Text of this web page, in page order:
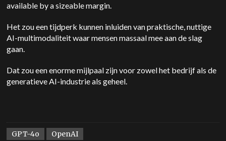
available by a sizeable margin.
Het zou een tijdperk kunnen inluiden van praktische, nuttige
AI-multimodaliteit waar mensen massaal mee aan de slag
gaan.
Dat zou een enorme mijlpaal zijn voor zowel het bedrijf als de
generatieve AI-industrie als geheel.
GPT-4o OpenAI